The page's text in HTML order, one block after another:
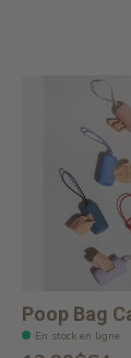
Poop Bag
En stock en ligne